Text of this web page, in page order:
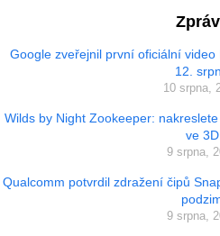
Google zveřejnil první oficiální
12.
10 srpna,
Wilds by Night Zookeeper:
ve 3D
9 srpna,
Qualcomm potvrdil zdražení čipů
9 srpna,